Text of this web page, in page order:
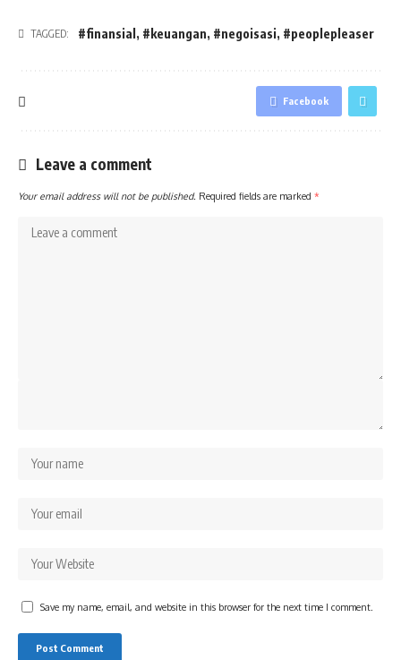
TAGGED: #finansial , #keuangan, #negoisasi, #peoplepleaser
Facebook
Leave a comment
Your email address will not be published. Required fields are marked *
Save my name, email, and website in this browser for the next time I comment.